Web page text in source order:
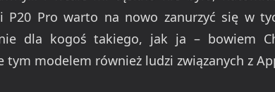
P20 Pro warto na nowo zanurzyć się w
dla kogoś takiego, jak ja – bowiem
tym modelem również ludzi związanych z